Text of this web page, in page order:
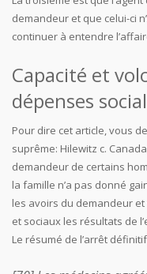
demandeur et que celui-ci
continuer à entendre
Capacité et
dépenses
Pour dire cet article, vous
suprême: Hilewitz c.
demandeur de certains
la famille n’a pas donné
les avoirs du demandeur
et sociaux les résultats de
Le résumé de l’arrêt